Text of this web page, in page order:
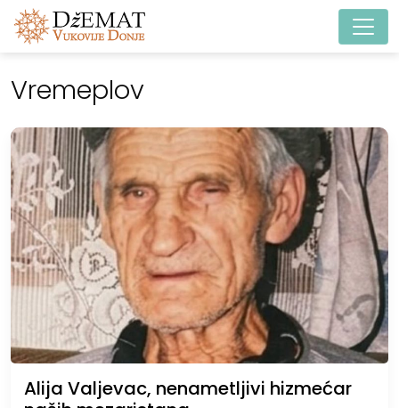
Main Navigation
Vremeplov
Alija Valjevac, nenametljivi hizmećar